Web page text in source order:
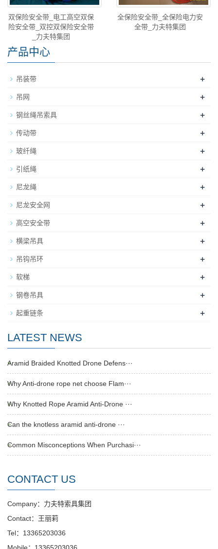
双保险安全带_电工高空双保
险安全带_双控双保险安全带
_力夫特集团
全保险安全带_全保险电力安
全带_力夫特集团
产品中心
吊装带 +
吊网 +
钢丝绳吊索具 +
传动带 +
玻纤绳 +
引纸绳 +
尼龙绳 +
尼龙安全网 +
高空安全带 +
横梁吊具 +
吊钩吊环 +
软梯 +
钢卷吊具 +
起重链条 +
LATEST NEWS
Aramid Braided Knotted Drone Defens···
Why Anti-drone rope net choose Flam···
Why Knotted Rope Aramid Anti-Drone ···
Can the knotless aramid anti-drone ···
Common Misconceptions When Purchasi···
CONTACT US
Company：力夫特索具集团
Contact：王丽莉
Tel：13365203036